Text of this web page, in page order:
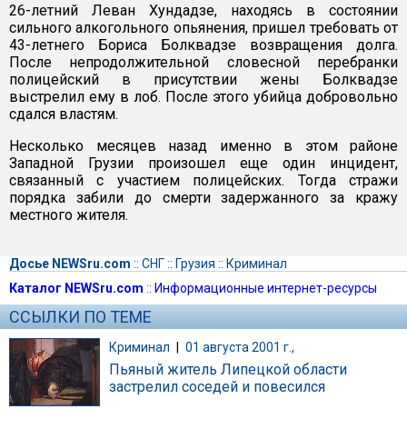
26-летний Леван Хундадзе, находясь в состоянии
сильного алкогольного опьянения, пришел требовать от
43-летнего Бориса Болквадзе возвращения долга.
После непродолжительной словесной перебранки
полицейский в присутствии жены Болквадзе
выстрелил ему в лоб. После этого убийца добровольно
сдался властям.
Несколько месяцев назад именно в этом районе
Западной Грузии произошел еще один инцидент,
связанный с участием полицейских. Тогда стражи
порядка забили до смерти задержанного за кражу
местного жителя.
Досье NEWSru.com :: СНГ:: Грузия :: Криминал
Каталог NEWSru.com :: Информационные интернет-ресурсы
ССЫЛКИ ПО ТЕМЕ
Криминал | 01 августа 2001 г.,
Пьяный житель Липецкой области
застрелил соседей и повесился